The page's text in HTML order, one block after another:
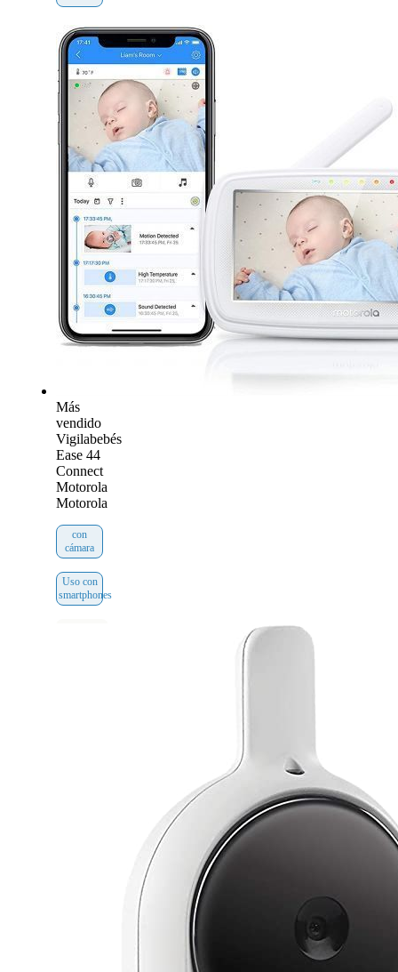
Más
vendido
Vigilabebés
Ease 44
Connect
Motorola
Motorola
con
cámara
Uso con
smartphones